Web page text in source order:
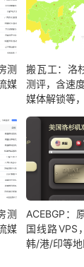
测
媒
搬瓦工：洛
测评，含速
媒体解锁等
测
媒
ACEBGP：
国线路
韩/港/印等